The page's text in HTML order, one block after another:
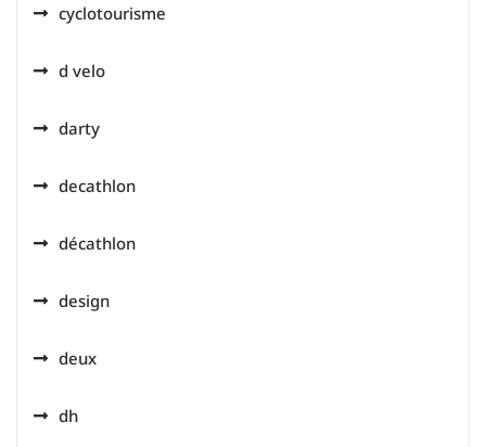
cyclotourisme
d velo
darty
decathlon
décathlon
design
deux
dh